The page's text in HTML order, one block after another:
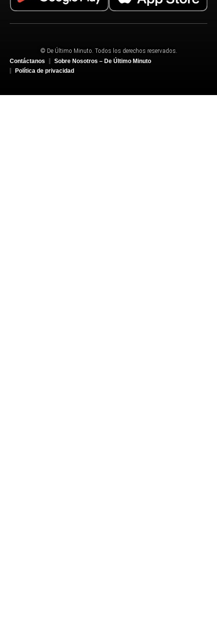
© De Último Minuto. Todos los derechos reservados.
Contáctanos
Sobre Nosotros – De Último Minuto
Política de privacidad